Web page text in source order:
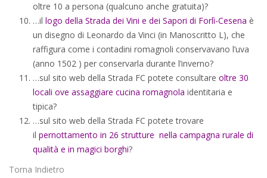
oltre 10 a persona (qualcuno anche gratuita)?
…il logo della Strada dei Vini e dei Sapori di Forlì-Cesena è
un disegno di Leonardo da Vinci (in Manoscritto L), che
raffigura come i contadini romagnoli conservavano l’uva
(anno 1502 ) per conservarla durante l’inverno?
…sul sito web della Strada FC potete consultare oltre 30
locali ove assaggiare cucina romagnola identitaria e
tipica?
…sul sito web della Strada FC potete trovare
il pernottamento in 26 strutture nella campagna rurale di
qualità e in magici borghi?
Torna Indietro